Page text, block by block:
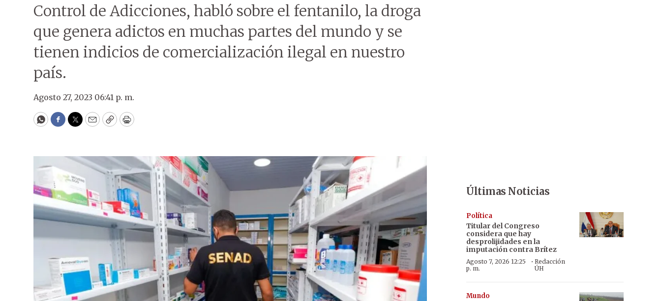
Control de Adicciones, habló sobre el fentanilo, la droga
que genera adictos en muchas partes del mundo y se
tienen indicios de comercialización ilegal en nuestro
país.
Agosto 27, 2023 06:41 p. m.
WhatsApp
Facebook
Twitter
EmailCopyPrint
Últimas Noticias
Política
Titular del Congreso
considera que hay
desprolijidades en la
imputación contra Brítez
Agosto 7, 2026 12:25
p. m.
· Redacción
ÚH
Mundo